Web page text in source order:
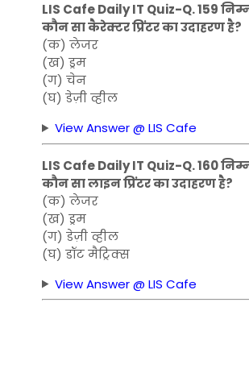
LIS Cafe Daily IT Quiz-Q. 159
कौन सा कैरेक्टर प्रिंटर का उदाहरण है?
(क) लेजर
(ख) ड्रम
(ग) चेन
(घ) डेज़ी व्हील
View Answer @ LIS Cafe
LIS Cafe Daily IT Quiz-Q. 160
कौन सा लाइन प्रिंटर का उदाहरण है?
(क) लेजर
(ख) ड्रम
(ग) डेज़ी व्हील
(घ) डॉट मैट्रिक्स
View Answer @ LIS Cafe